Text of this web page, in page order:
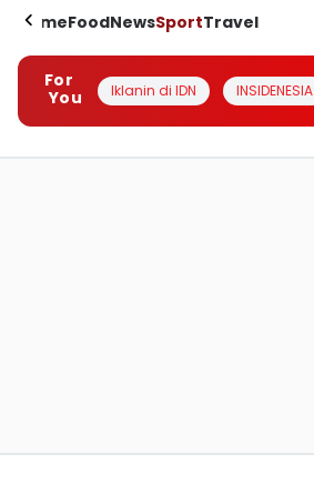
HomeFoodNewsSportTravel
For
You
Iklanin di IDN INSIDENESIA